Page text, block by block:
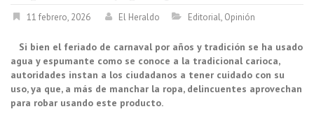
11 febrero, 2026 El Heraldo Editorial, Opinión
Si bien el feriado de carnaval por años y tradición se ha usado
agua y espumante como se conoce a la tradicional carioca,
autoridades instan a los ciudadanos a tener cuidado con su
uso, ya que, a más de manchar la ropa, delincuentes aprovechan
para robar usando este producto.